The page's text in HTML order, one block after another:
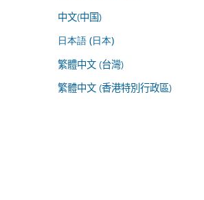
中文(中国)
日本語 (日本)
繁體中文 (台灣)
繁體中文 (香港特別行政區)